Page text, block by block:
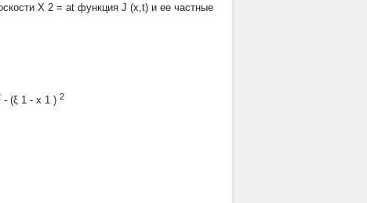
Х 2 = at функция J (x,t) и ее частные
- (ξ 1 - x 1 ) 2